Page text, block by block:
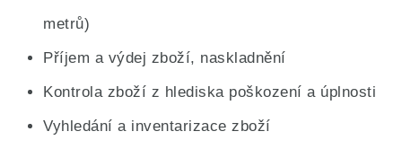
metrů)
Příjem a výdej zboží, naskladnění
Kontrola zboží z hlediska poškození a úplnosti
Vyhledání a inventarizace zboží